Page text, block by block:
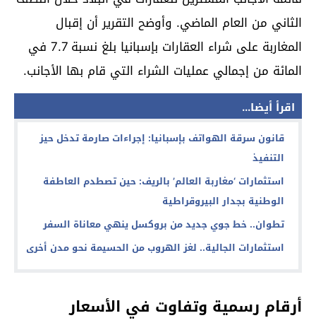
الثاني من العام الماضي. وأوضح التقرير أن إقبال
المغاربة على شراء العقارات بإسبانيا بلغ نسبة 7.7 في
المائة من إجمالي عمليات الشراء التي قام بها الأجانب.
اقرأ أيضا...
قانون سرقة الهواتف بإسبانيا: إجراءات صارمة تدخل حيز
التنفيذ
استثمارات ‘مغاربة العالم’ بالريف: حين تصطدم العاطفة
الوطنية بجدار البيروقراطية
تطوان.. خط جوي جديد من بروكسل ينهي معاناة السفر
استثمارات الجالية.. لغز الهروب من الحسيمة نحو مدن أخرى
أرقام رسمية وتفاوت في الأسعار